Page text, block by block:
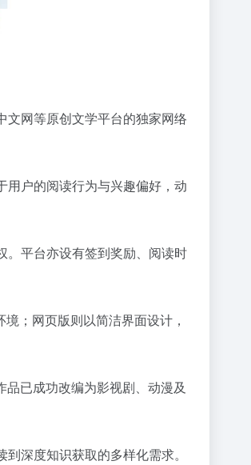
文网等原创文学平台的独家网络
用户的阅读行为与兴趣偏好，动
。平台亦设有签到奖励、阅读时
；网页版则以简洁界面设计，
已成功改编为影视剧、动漫及
深度知识获取的多样化需求。